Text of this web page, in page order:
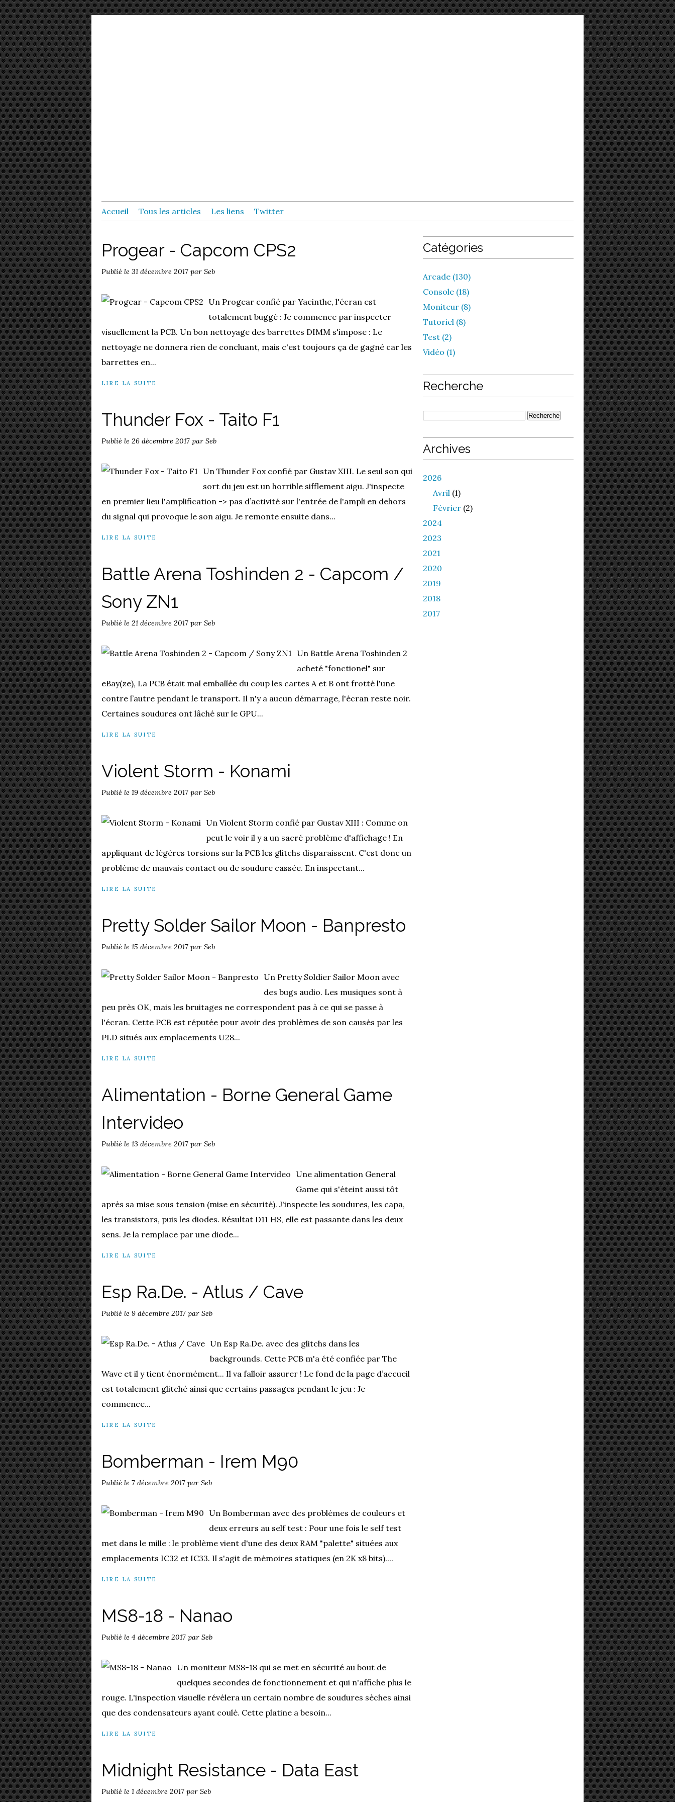
Accueil Tous les articles Les liens Twitter
Progear - Capcom CPS2
Publié le 31 décembre 2017 par Seb
Un Progear confié par Yacinthe, l'écran est
totalement buggé : Je commence par inspecter
visuellement la PCB. Un bon nettoyage des barrettes DIMM s'impose : Le
nettoyage ne donnera rien de concluant, mais c'est toujours ça de gagné car les
barrettes en...
LIRE LA SUITE
Thunder Fox - Taito F1
Publié le 26 décembre 2017 par Seb
Un Thunder Fox confié par Gustav XIII. Le seul son qui
sort du jeu est un horrible sifflement aigu. J'inspecte
en premier lieu l'amplification -> pas d’activité sur l'entrée de l'ampli en dehors
du signal qui provoque le son aigu. Je remonte ensuite dans...
LIRE LA SUITE
Battle Arena Toshinden 2 - Capcom /
Sony ZN1
Publié le 21 décembre 2017 par Seb
Un Battle Arena Toshinden 2
acheté "fonctionel" sur
eBay(ze), La PCB était mal emballée du coup les cartes A et B ont frotté l'une
contre l’autre pendant le transport. Il n'y a aucun démarrage, l'écran reste noir.
Certaines soudures ont lâché sur le GPU...
LIRE LA SUITE
Violent Storm - Konami
Publié le 19 décembre 2017 par Seb
Un Violent Storm confié par Gustav XIII : Comme on
peut le voir il y a un sacré problème d'affichage ! En
appliquant de légères torsions sur la PCB les glitchs disparaissent. C'est donc un
problème de mauvais contact ou de soudure cassée. En inspectant...
LIRE LA SUITE
Pretty Solder Sailor Moon - Banpresto
Publié le 15 décembre 2017 par Seb
Un Pretty Soldier Sailor Moon avec
des bugs audio. Les musiques sont à
peu près OK, mais les bruitages ne correspondent pas à ce qui se passe à
l'écran. Cette PCB est réputée pour avoir des problèmes de son causés par les
PLD situés aux emplacements U28...
LIRE LA SUITE
Alimentation - Borne General Game
Intervideo
Publié le 13 décembre 2017 par Seb
Une alimentation General
Game qui s'éteint aussi tôt
après sa mise sous tension (mise en sécurité). J'inspecte les soudures, les capa,
les transistors, puis les diodes. Résultat D11 HS, elle est passante dans les deux
sens. Je la remplace par une diode...
LIRE LA SUITE
Esp Ra.De. - Atlus / Cave
Publié le 9 décembre 2017 par Seb
Un Esp Ra.De. avec des glitchs dans les
backgrounds. Cette PCB m'a été confiée par The
Wave et il y tient énormément... Il va falloir assurer ! Le fond de la page d’accueil
est totalement glitché ainsi que certains passages pendant le jeu : Je
commence...
LIRE LA SUITE
Bomberman - Irem M90
Publié le 7 décembre 2017 par Seb
Un Bomberman avec des problèmes de couleurs et
deux erreurs au self test : Pour une fois le self test
met dans le mille : le problème vient d'une des deux RAM "palette" situées aux
emplacements IC32 et IC33. Il s'agit de mémoires statiques (en 2K x8 bits)....
LIRE LA SUITE
MS8-18 - Nanao
Publié le 4 décembre 2017 par Seb
Un moniteur MS8-18 qui se met en sécurité au bout de
quelques secondes de fonctionnement et qui n'affiche plus le
rouge. L'inspection visuelle révélera un certain nombre de soudures sèches ainsi
que des condensateurs ayant coulé. Cette platine a besoin...
LIRE LA SUITE
Midnight Resistance - Data East
Publié le 1 décembre 2017 par Seb
Catégories
Arcade (130)
Console (18)
Moniteur (8)
Tutoriel (8)
Test (2)
Vidéo (1)
Recherche
Archives
2026
Avril (1)
Février (2)
2024
2023
2021
2020
2019
2018
2017